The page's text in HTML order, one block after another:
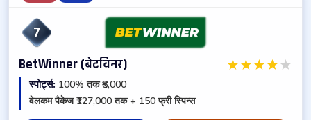
7
BetWinner (बेटविनर) ★★★★★
स्पोर्ट्स: 100% तक ₹8,000
वेलकम पैकेज ₹127,000 तक + 150 फ्री स्पिन्स